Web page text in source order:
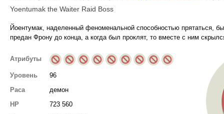
Yoentumak the Waiter Raid Boss
Йоентумак, наделенный феноменальной способностью прятаться,
предан Фрону до конца, а когда был проклят, то вместе с ним
Атрибуты
Уровень
96
Раса
демон
HP
723 560